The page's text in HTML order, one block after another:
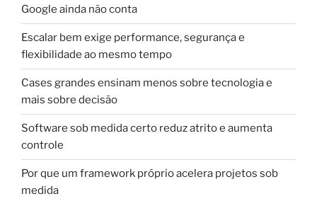
Google ainda não conta
Escalar bem exige performance, segurança e
flexibilidade ao mesmo tempo
Cases grandes ensinam menos sobre tecnologia e
mais sobre decisão
Software sob medida certo reduz atrito e aumenta
controle
Por que um framework próprio acelera projetos sob
medida